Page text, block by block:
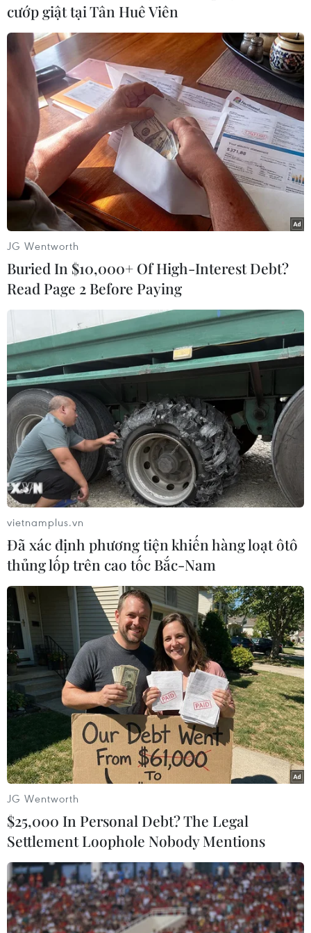
#Dược phẩm #Ai Cập #Anh em Hồi giáo
#Tài sản
#Bộ Y tế
#Khủng bố Ai Cập
Theo dõi VietnamPlus
TIN LIÊN QUAN
Ai Cập thu quỹ của cựu Tổng thống Morsi
và hơn 200 thành viên MB
15/08/2016 04:05
Ai Cập quyết định tịch thu các quỹ của cựu Tổng thống
Morsi và hơn 200 thành viên Anh em Hồi giáo theo một
phán quyết cáo buộc ông Morsi cùng những đối tượng
này là "những thực thể khủng bố."
cướp giật tại Tân Huê Viên
JG Wentworth
Buried In $10,000+ Of High-Interest Debt?
Read Page 2 Before Paying
vietnamplus.vn
Đã xác định phương tiện khiến hàng loạt ôtô
thủng lốp trên cao tốc Bắc-Nam
JG Wentworth
$25,000 In Personal Debt? The Legal
Settlement Loophole Nobody Mentions